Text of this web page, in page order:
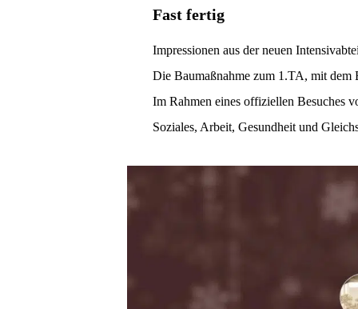
Fast fertig
Impressionen aus der neuen
Die Baumaßnahme zum 1.TA, mit dem
Im Rahmen eines offiziellen Besuches
Soziales, Arbeit, Gesundheit und